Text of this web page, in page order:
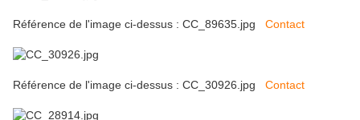
Référence de l'image ci-dessus : CC_89635.jpg Contact
Référence de l'image ci-dessus : CC_30926.jpg Contact